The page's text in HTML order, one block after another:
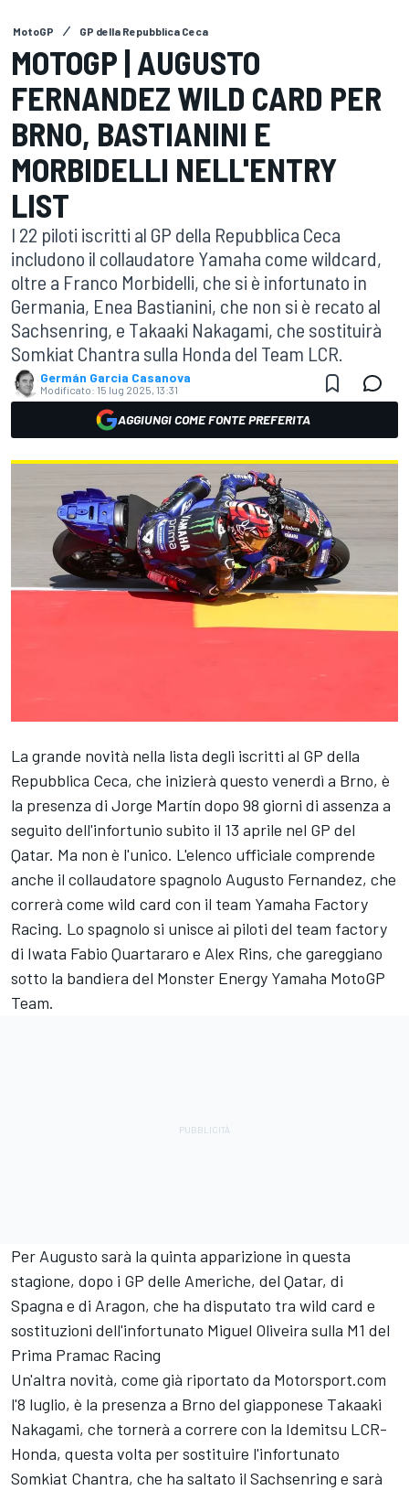
MotoGP GP della Repubblica Ceca
MOTOGP | AUGUSTO
FERNANDEZ WILD CARD PER
BRNO, BASTIANINI E
MORBIDELLI NELL'ENTRY
LIST
I 22 piloti iscritti al GP della Repubblica Ceca
includono il collaudatore Yamaha come wildcard,
oltre a Franco Morbidelli, che si è infortunato in
Germania, Enea Bastianini, che non si è recato al
Sachsenring, e Takaaki Nakagami, che sostituirà
Somkiat Chantra sulla Honda del Team LCR.
Germán Garcia Casanova
Modificato: 15 lug 2025, 13:31
AGGIUNGI COME FONTE PREFERITA
La grande novità nella lista degli iscritti al GP della
Repubblica Ceca, che inizierà questo venerdì a Brno, è
la presenza di Jorge Martín dopo 98 giorni di assenza a
seguito dell'infortunio subito il 13 aprile nel GP del
Qatar. Ma non è l'unico. L'elenco ufficiale comprende
anche il collaudatore spagnolo Augusto Fernandez, che
correrà come wild card con il team Yamaha Factory
Racing. Lo spagnolo si unisce ai piloti del team factory
di Iwata Fabio Quartararo e Alex Rins, che gareggiano
sotto la bandiera del Monster Energy Yamaha MotoGP
Team.
Per Augusto sarà la quinta apparizione in questa
stagione, dopo i GP delle Americhe, del Qatar, di
Spagna e di Aragon, che ha disputato tra wild card e
sostituzioni dell'infortunato Miguel Oliveira sulla M1 del
Prima Pramac Racing
Un'altra novità, come già riportato da Motorsport.com
l'8 luglio, è la presenza a Brno del giapponese Takaaki
Nakagami, che tornerà a correre con la Idemitsu LCR-
Honda, questa volta per sostituire l'infortunato
Somkiat Chantra, che ha saltato il Sachsenring e sarà